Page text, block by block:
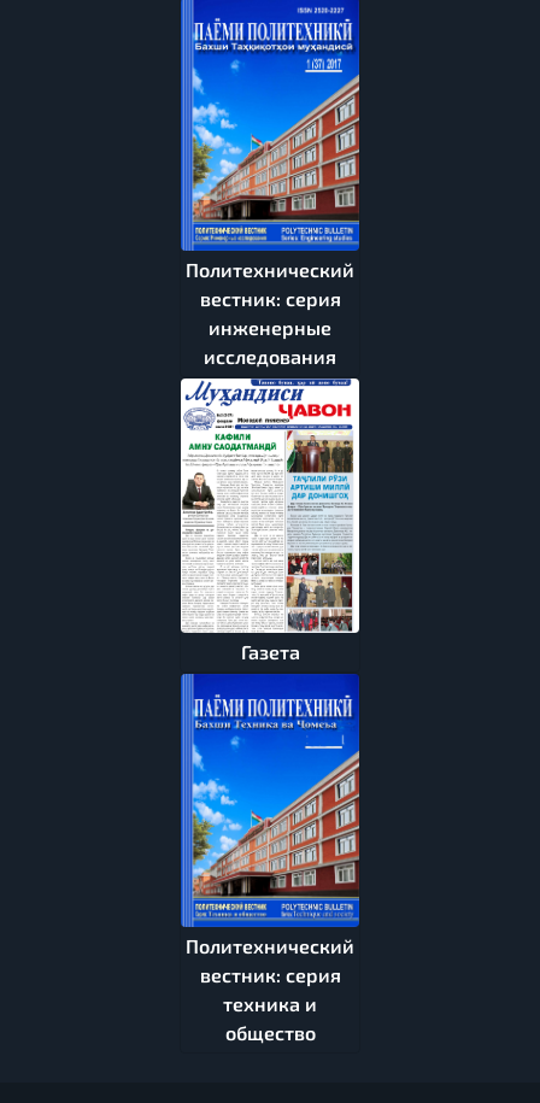
Политехнический
вестник: серия
инженерные
исследования
Газета
Политехнический
вестник: серия
техника и
общество